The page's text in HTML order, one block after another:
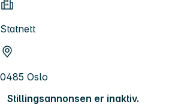
Statnett
0485 Oslo
Stillingsannonsen er inaktiv.